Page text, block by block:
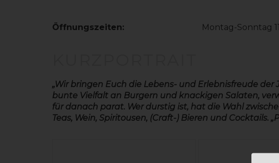
Öffnungszeiten: Montag-Sonntag
„Wir bringen Euch die Lebens- und Erlebnisfreude
bunte Vielfalt an Burgern und knackigen Salaten,
für danach parat. Wer durstig ist, hat die Wahl
Teas, Wein, Spiritousen, (Craft-) Bieren und Cocktails.